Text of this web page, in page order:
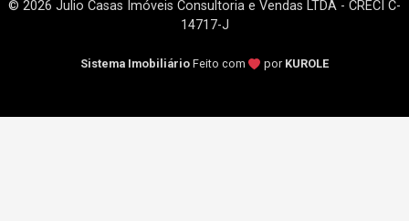
© 2026 Julio Casas Imóveis Consultoria e Vendas LTDA - CRECI C-
14717-J
Sistema Imobiliário Feito com por KUROLE